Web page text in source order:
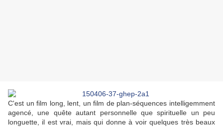
C'est un film long, lent, un film de plan-séquences intelligemment
agencé, une quête autant personnelle que spirituelle un peu
longuette, il est vrai, mais qui donne à voir quelques très beaux